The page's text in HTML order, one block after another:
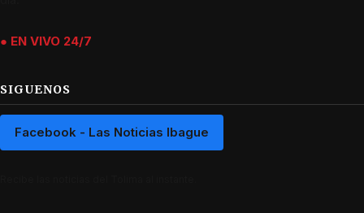
● EN VIVO 24/7
SIGUENOS
Facebook - Las Noticias Ibague